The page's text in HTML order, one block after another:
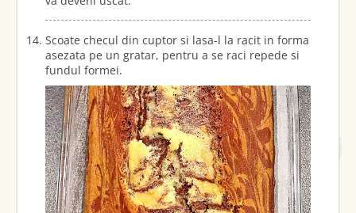
Scoate checul din cuptor si lasa-l la racit in forma
asezata pe un gratar, pentru a se raci repede si
fundul formei.